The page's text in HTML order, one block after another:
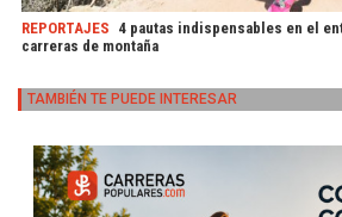
REPORTAJES 4 pautas indispensables en el
carreras de montaña
TAMBIÉN TE PUEDE INTERESAR